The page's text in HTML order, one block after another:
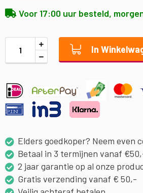
Voor 17:00 uur besteld,
In
Elders goedkoper? Neem even
Betaal in 3 termijnen vanaf
2 jaar garantie op al onze
Gratis verzending vanaf € 50,-